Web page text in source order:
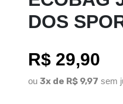
DOS
R$ 29,90
ou 3x de R$ 9,97 sem